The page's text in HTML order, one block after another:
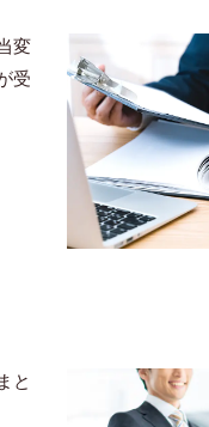
変
受
と